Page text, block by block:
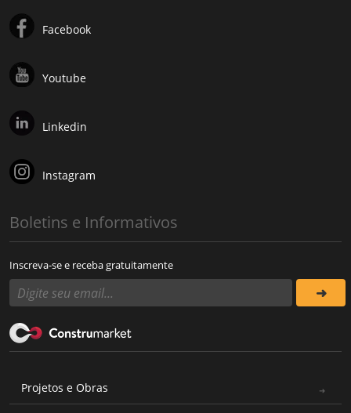
Facebook
Youtube
Linkedin
Instagram
Boletins e Informativos
Inscreva-se e receba gratuitamente
Projetos e Obras